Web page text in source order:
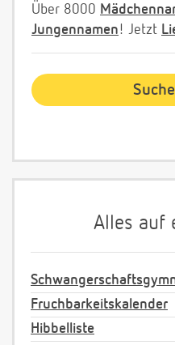
Über 8000
Jungennamen! Jetzt
Alles auf
Fruchbarkeitskalender
Hibbelliste